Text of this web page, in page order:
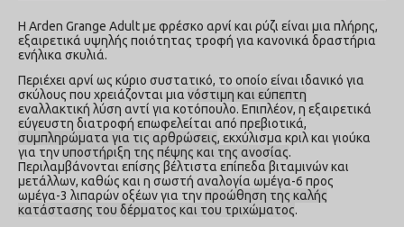
Η Arden Grange Adult με φρέσκο αρνί και ρύζι είναι μια πλήρης,
εξαιρετικά υψηλής ποιότητας τροφή για κανονικά δραστήρια
ενήλικα σκυλιά.
Περιέχει αρνί ως κύριο συστατικό, το οποίο είναι ιδανικό για
σκύλους που χρειάζονται μια νόστιμη και εύπεπτη
εναλλακτική λύση αντί για κοτόπουλο. Επιπλέον, η εξαιρετικά
εύγευστη διατροφή επωφελείται από πρεβιοτικά,
συμπληρώματα για τις αρθρώσεις, εκχύλισμα κριλ και γιούκα
για τηνυποστήριξη της πέψης και της ανοσίας.
Περιλαμβάνονται επίσης βέλτιστα επίπεδα βιταμινών και
μετάλλων, καθώς και η σωστή αναλογία ωμέγα-6 προς
ωμέγα-3 λιπαρών οξέων για τηνπροώθηση της καλής
κατάστασης του δέρματος και του τριχώματος.